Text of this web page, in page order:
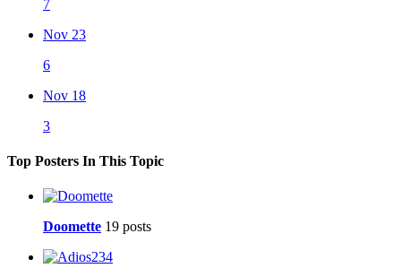
7
Nov 23
6
Nov 18
3
Top Posters In This Topic
Doomette 19 posts